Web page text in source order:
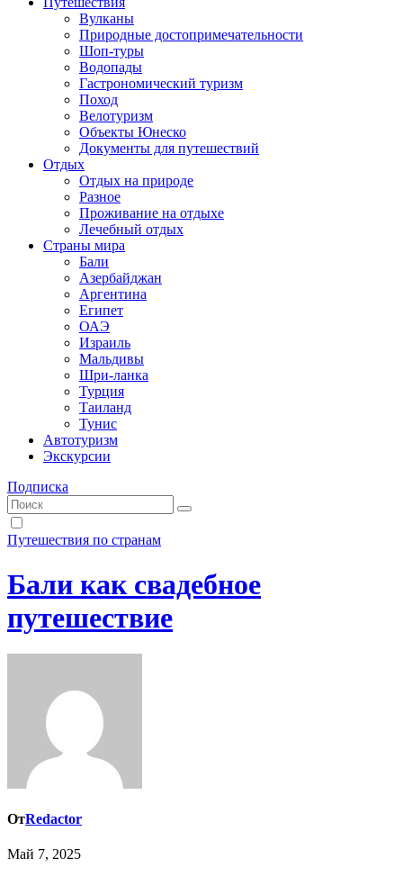
Вулканы
Природные достопримечательности
Шоп-туры
Водопады
Гастрономический туризм
Поход
Велотуризм
Объекты Юнеско
Документы для путешествий
Отдых
Отдых на природе
Разное
Проживание на отдыхе
Лечебный отдых
Страны мира
Бали
Азербайджан
Аргентина
Египет
ОАЭ
Израиль
Мальдивы
Шри-ланка
Турция
Таиланд
Тунис
Автотуризм
Экскурсии
Подписка
Путешествия по странам
Бали как свадебное
путешествие
ОтRedactor
Май 7, 2025